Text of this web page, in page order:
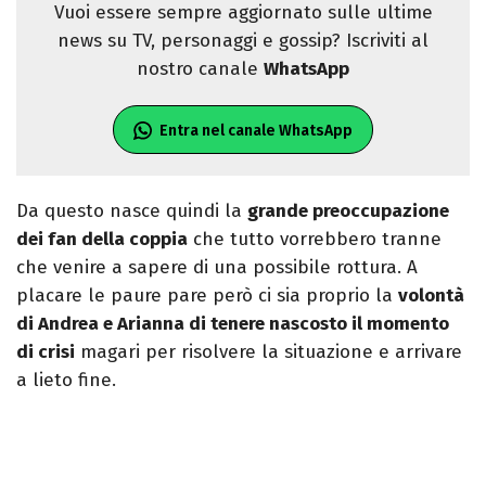
Vuoi essere sempre aggiornato sulle ultime
news su TV, personaggi e gossip? Iscriviti al
nostro canale WhatsApp
Entra nel canale WhatsApp
Da questo nasce quindi la grande preoccupazione
dei fan della coppia che tutto vorrebbero tranne
che venire a sapere di una possibile rottura. A
placare le paure pare però ci sia proprio la volontà
di Andrea e Arianna di tenere nascosto il momento
di crisi magari per risolvere la situazione e arrivare
a lieto fine.